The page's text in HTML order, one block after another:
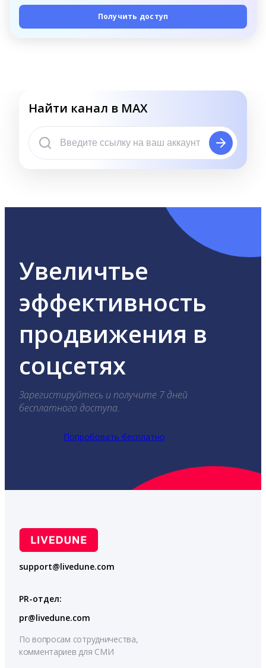
Получить доступ
Найти канал в MAX
Увеличтье
эффективность
продвижения в
соцсетях
Зарегистируйтесь и получите 7 дней
бесплатного доступа.
Попробовать бесплатно
support@livedune.com
PR-отдел:
pr@livedune.com
По вопросам сотрудничества,
комментариев для СМИ